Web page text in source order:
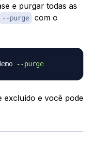
e purgar todas as
--purge
com o
--purge
excluído e você pode